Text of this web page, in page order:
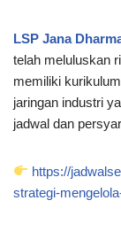
LSP Jana
telah meluluskan
memiliki
jaringan industri
jadwal dan
https://
strategi-